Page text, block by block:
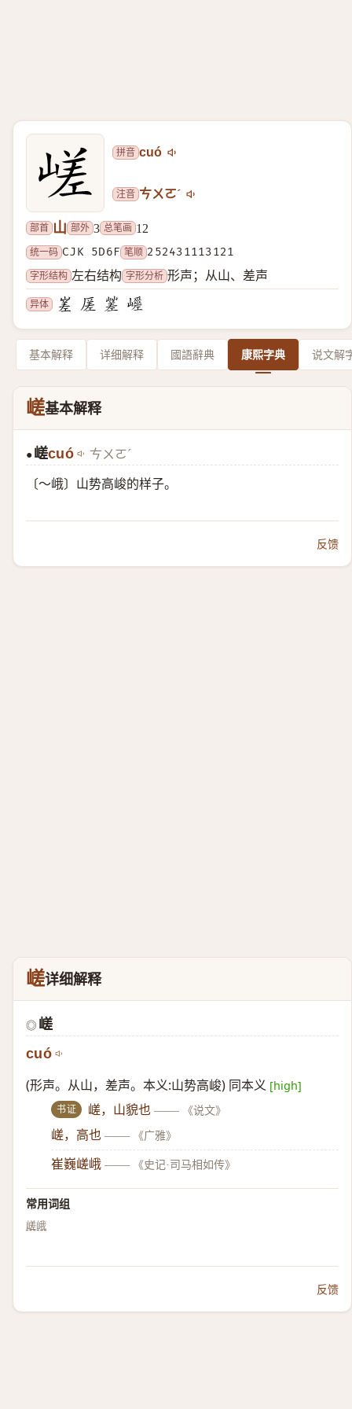
拼音 cuó
注音 ㄘㄨㄛˊ
部首 山 部外 3 总笔画 12
统一码 CJK 5D6F 笔顺 252431113121
字形结构 左右结构 字形分析 形声；从山、差声
异体
基本解释 详细解释 國語辭典 康熙字典 说文解
嵯基本解释
● 嵯cuó ㄘㄨㄛˊ
〔～峨〕山势高峻的样子。
反馈
嵯详细解释
◎ 嵯
cuó
(形声。从山，差声。本义:山势高峻) 同本义 [high]
书证 嵯，山貌也 —— 《说文》
嵯，高也 —— 《广雅》
崔巍嵯峨 —— 《史记·司马相如传》
常用词组
嵯峨
反馈